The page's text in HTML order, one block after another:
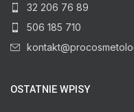
32 206 76 89
506 185 710
OSTATNIE WPISY